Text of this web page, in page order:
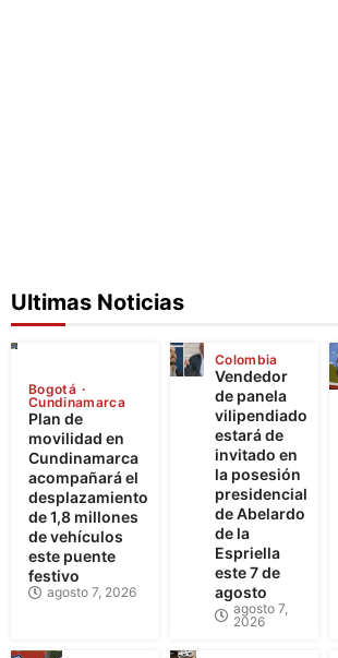
Ultimas Noticias
Bogotá
Cundinamarca
Plan de
movilidad en
Cundinamarca
acompañará el
desplazamiento
de 1,8 millones
de vehículos
este puente
festivo
agosto 7, 2026
Colombia
Vendedor
de panela
vilipendiado
estará de
invitado en
la posesión
presidencial
de Abelardo
de la
Espriella
este 7 de
agosto
agosto 7,
2026